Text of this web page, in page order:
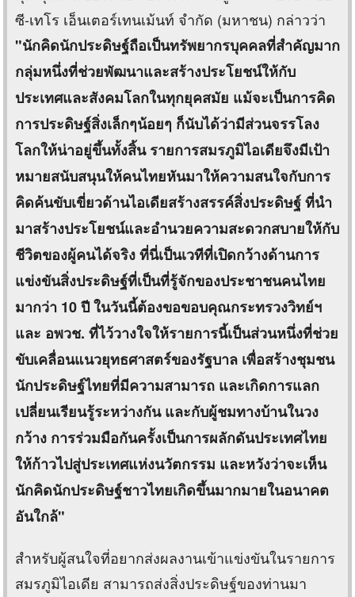
ซี-เทโร เอ็นเตอร์เทนเม้นท์ จำกัด (มหาชน) กล่าวว่า
"นักคิดนักประดิษฐ์ถือเป็นทรัพยากรบุคคลที่สำคัญมาก
กลุ่มหนึ่งที่ช่วยพัฒนาและสร้างประโยชน์ให้กับ
ประเทศและสังคมโลกในทุกยุคสมัย แม้จะเป็นการคิด
การประดิษฐ์สิ่งเล็กๆน้อยๆ ก็นับได้ว่ามีส่วนจรรโลง
โลกให้น่าอยู่ขึ้นทั้งสิ้น รายการสมรภูมิไอเดียจึงมีเป้า
หมายสนับสนุนให้คนไทยหันมาให้ความสนใจกับการ
คิดค้นขับเขี่ยวด้านไอเดียสร้างสรรค์สิ่งประดิษฐ์ ที่นำ
มาสร้างประโยชน์และอำนวยความสะดวกสบายให้กับ
ชีวิตของผู้คนได้จริง ที่นี่เป็นเวทีที่เปิดกว้างด้านการ
แข่งขันสิ่งประดิษฐ์ที่เป็นที่รู้จักของประชาชนคนไทย
มากว่า 10 ปี ในวันนี้ต้องขอขอบคุณกระทรวงวิทย์ฯ
และ อพวช. ที่ไว้วางใจให้รายการนี้เป็นส่วนหนึ่งที่ช่วย
ขับเคลื่อนแนวยุทธศาสตร์ของรัฐบาล เพื่อสร้างชุมชน
นักประดิษฐ์ไทยที่มีความสามารถ และเกิดการแลก
เปลี่ยนเรียนรู้ระหว่างกัน และกับผู้ชมทางบ้านในวง
กว้าง การร่วมมือกันครั้งเป็นการผลักดันประเทศไทย
ให้ก้าวไปสู่ประเทศแห่งนวัตกรรม และหวังว่าจะเห็น
นักคิดนักประดิษฐ์ชาวไทยเกิดขึ้นมากมายในอนาคต
อันใกล้"
สำหรับผู้สนใจที่อยากส่งผลงานเข้าแข่งขันในรายการ
สมรภูมิไอเดีย สามารถส่งสิ่งประดิษฐ์ของท่านมา